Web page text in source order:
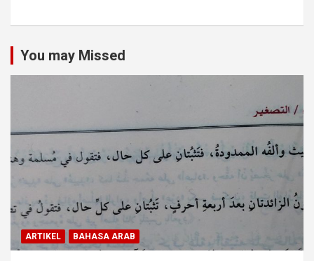
You may Missed
ARTIKEL BAHASA ARAB